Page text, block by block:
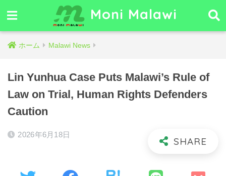
Moni Malawi
ホーム Malawi News
Lin Yunhua Case Puts Malawi’s Rule of
Law on Trial, Human Rights Defenders
Caution
2026年6月18日